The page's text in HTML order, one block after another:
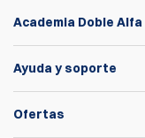
Academia Doble Alfa
Ayuda y soporte
Ofertas